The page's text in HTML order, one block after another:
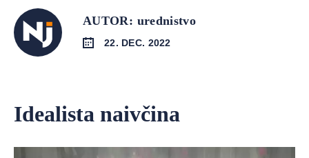
AUTOR: urednistvo
22. DEC. 2022
Idealista naivčina